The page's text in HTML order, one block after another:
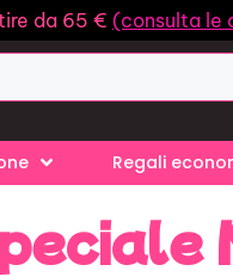
da 65 € (consulta le
Regali